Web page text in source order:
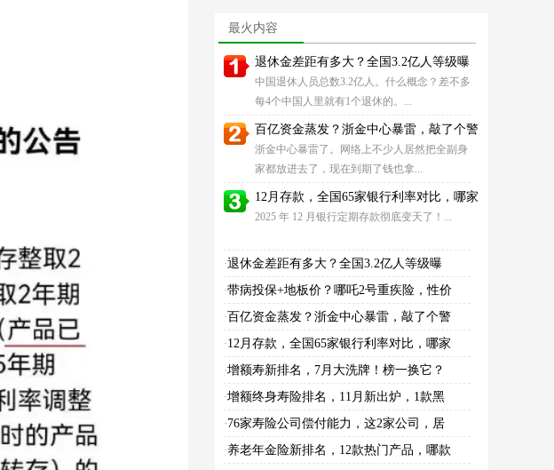
最火内容
退休金差距有多大？全国3.2亿人等级曝
中国退休人员总数3.2亿人。什么概念？差不多
每4个中国人里就有1个退休的。...
百亿资金蒸发？浙金中心暴雷，敲了个警
浙金中心暴雷了。网络上不少人居然把全副身
家都放进去了，现在到期了钱也拿...
12月存款，全国65家银行利率对比，哪家
2025 年 12 月银行定期存款彻底变天了！...
·退休金差距有多大？全国3.2亿人等级曝
·带病投保+地板价？哪吒2号重疾险，性价
·百亿资金蒸发？浙金中心暴雷，敲了个警
·12月存款，全国65家银行利率对比，哪家
·增额寿新排名，7月大洗牌！榜一换它？
·增额终身寿险排名，11月新出炉，1款黑
·76家寿险公司偿付能力，这2家公司，居
·养老年金险新排名，12款热门产品，哪款